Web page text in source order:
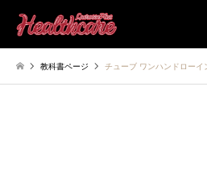
教科書ページ チューブ ワンハンドローイ